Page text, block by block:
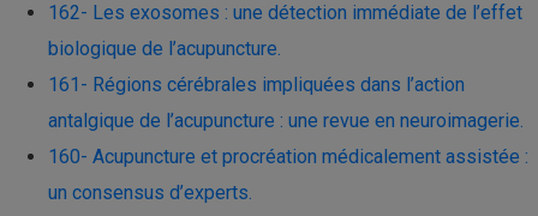
162- Les exosomes : une détection immédiate de l’effet
biologique de l’acupuncture.
161- Régions cérébrales impliquées dans l’action
antalgique de l’acupuncture : une revue en neuroimagerie.
160- Acupuncture et procréation médicalement assistée :
un consensus d’experts.